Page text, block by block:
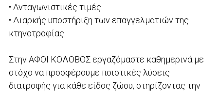
• Ανταγωνιστικές τιμές.
• Διαρκής υποστήριξη των επαγγελματιών της
κτηνοτροφίας.
Στην ΑΦΟΙ ΚΟΛΟΒΟΣ εργαζόμαστε καθημερινά με
στόχο να προσφέρουμε ποιοτικές λύσεις
διατροφής για κάθε είδος ζώου, στηρίζοντας την